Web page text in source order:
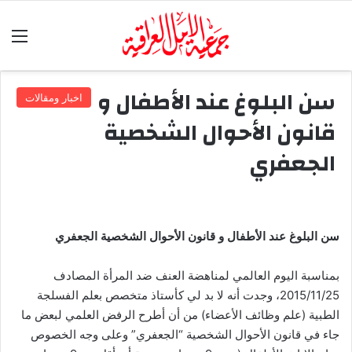
اخبار ومقالات سن البلوغ عند الأطفال و
قانون الأحوال الشخصية
الجعفري
سن البلوغ عند الأطفال و قانون الأحوال الشخصية الجعفري
بمناسبة اليوم العالمي لمناهضة العنف ضد المرأة المصادف
2015/11/25، وجدت أنه لا بد لي كأستاذ متخصص بعلم الفسلجة
الطبية (علم وظائف الأعضاء) من أن أطرح الرفض العلمي لبعض ما
جاء في قانون الأحوال الشخصية “الجعفري” وعلى وجه الخصوص